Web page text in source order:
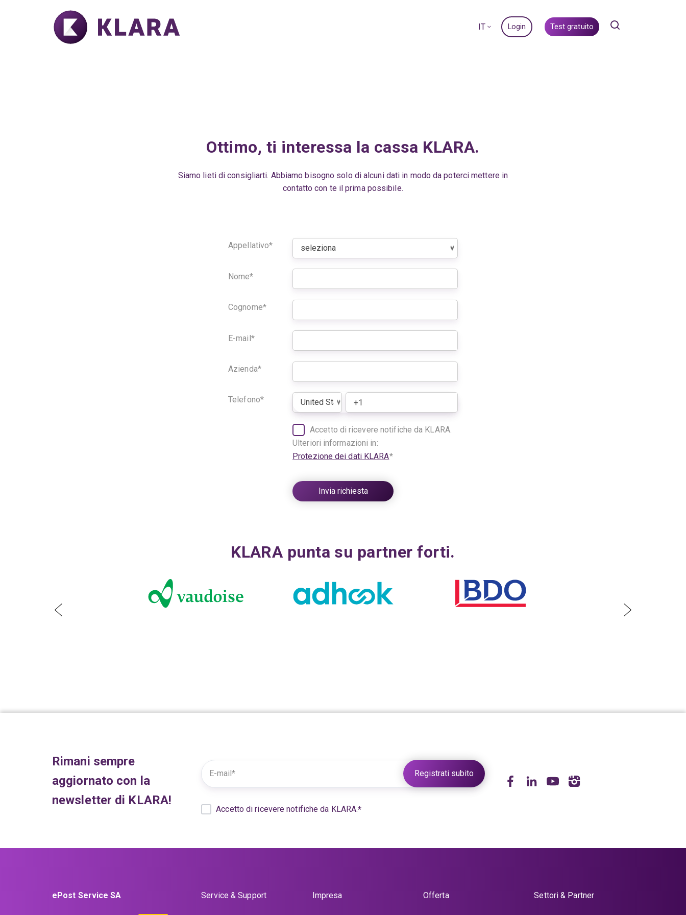
IT Login Test gratuito
Ottimo, ti interessa la cassa KLARA.
Siamo lieti di consigliarti. Abbiamo bisogno solo di alcuni dati in modo da poterci mettere in
contatto con te il prima possibile.
Appellativo*
Nome*
Cognome*
E-mail*
Azienda*
Telefono*
Accetto di ricevere notifiche da KLARA.
Ulteriori informazioni in:
Protezione dei dati KLARA*
KLARA punta su partner forti.
Rimani sempre
aggiornato con la
newsletter di KLARA!
Accetto di ricevere notifiche da KLARA.*
Protezione dei dati KLARA
ePost Service SA Service & Support Impresa Offerta Settori & Partner